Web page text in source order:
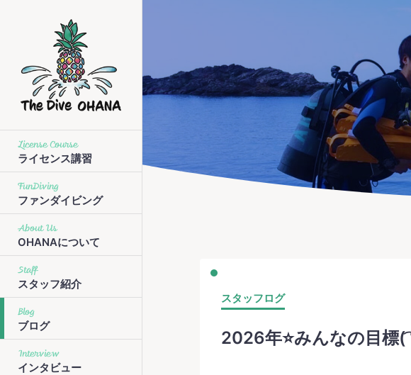
License Course
ライセンス講習
FunDiving
ファンダイビング
About Us
OHANAについて
Staff
スタッフ紹介
Blog
ブログ
Interview
インタビュー
スタッフログ
2026年⭐️みんなの目標(